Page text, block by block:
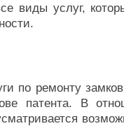
виды услуг,
по ремонту
патента. В